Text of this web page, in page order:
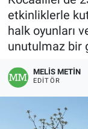
etkinliklerle
halk oyunları
unutulmaz bir
MELİS METİN
EDITÖR